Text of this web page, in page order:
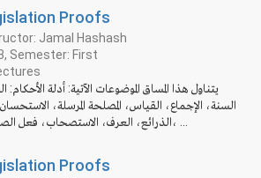
Proofs
Jamal Hashash
Semester: First
يتناول هذا المساق الموضوعات الآتية: أدلة الأحكام:
السنة، الإجماع، القياس، المصلحة المرسلة،
الذرائع، العرف، الاستصحاب، فعل الصحابي، ...
Proofs